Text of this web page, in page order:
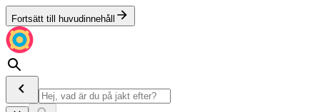
Fortsätt till huvudinnehåll